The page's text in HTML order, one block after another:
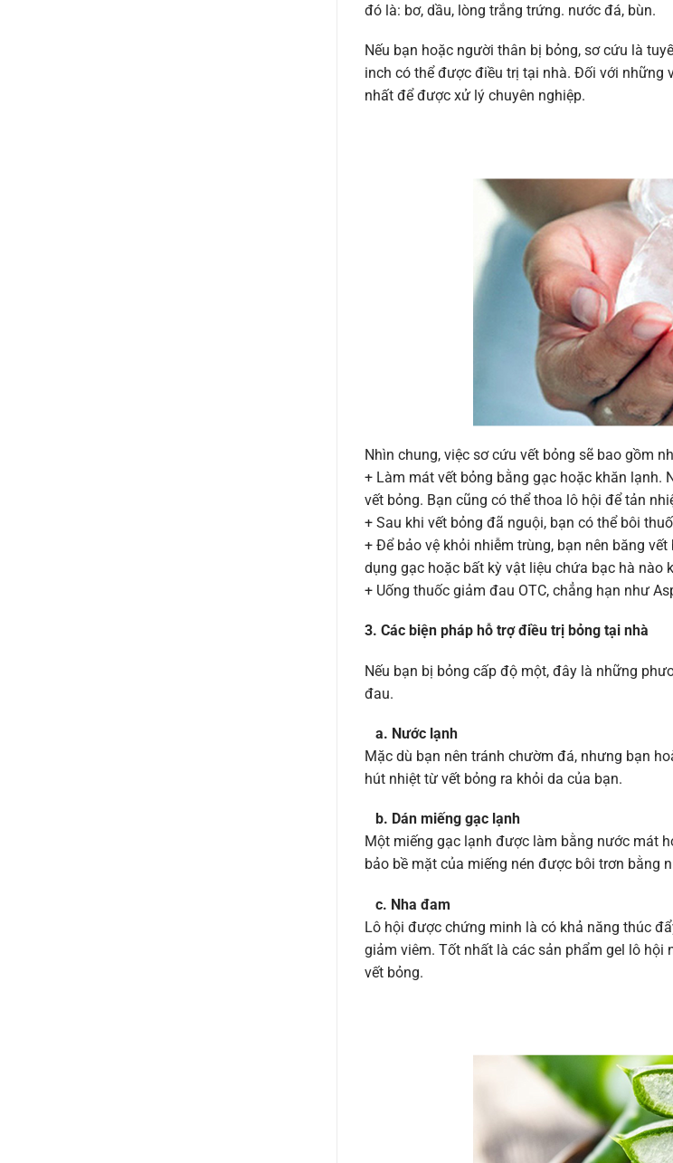
đó là: bơ, dầu, lòng trắng trứng. nước đá, bùn.
Nếu bạn hoặc người thân bị bỏng, sơ cứu là
inch có thể được điều trị tại nhà. Đối với những
nhất để được xử lý chuyên nghiệp.
Nhìn chung, việc sơ cứu vết bỏng sẽ bao gồm
+ Làm mát vết bỏng bằng gạc hoặc khăn lạnh.
vết bỏng. Bạn cũng có thể thoa lô hội để tản
+ Sau khi vết bỏng đã nguội, bạn có thể bôi
+ Để bảo vệ khỏi nhiễm trùng, bạn nên băng
dụng gạc hoặc bất kỳ vật liệu chứa bạc hà nào
+ Uống thuốc giảm đau OTC, chẳng hạn như
3. Các biện pháp hỗ trợ điều trị bỏng tại nhà
Nếu bạn bị bỏng cấp độ một, đây là những
đau.
a. Nước lạnh
Mặc dù bạn nên tránh chườm đá, nhưng bạn
hút nhiệt từ vết bỏng ra khỏi da của bạn.
b. Dán miếng gạc lạnh
Một miếng gạc lạnh được làm bằng nước mát
bảo bề mặt của miếng nén được bôi trơn bằng
c. Nha đam
Lô hội được chứng minh là có khả năng thúc
giảm viêm. Tốt nhất là các sản phẩm gel lô hội
vết bỏng.